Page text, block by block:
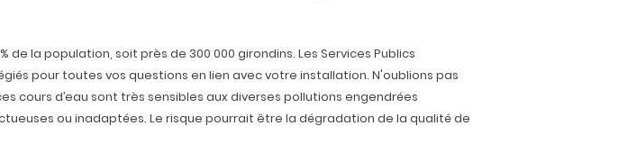
de la population, soit près de 300 000 girondins. Les Services Publics
pour toutes vos questions en lien avec votre installation. N'oublions pas
d’eau sont très sensibles aux diverses pollutions engendrées
ou inadaptées. Le risque pourrait être la dégradation de la qualité de